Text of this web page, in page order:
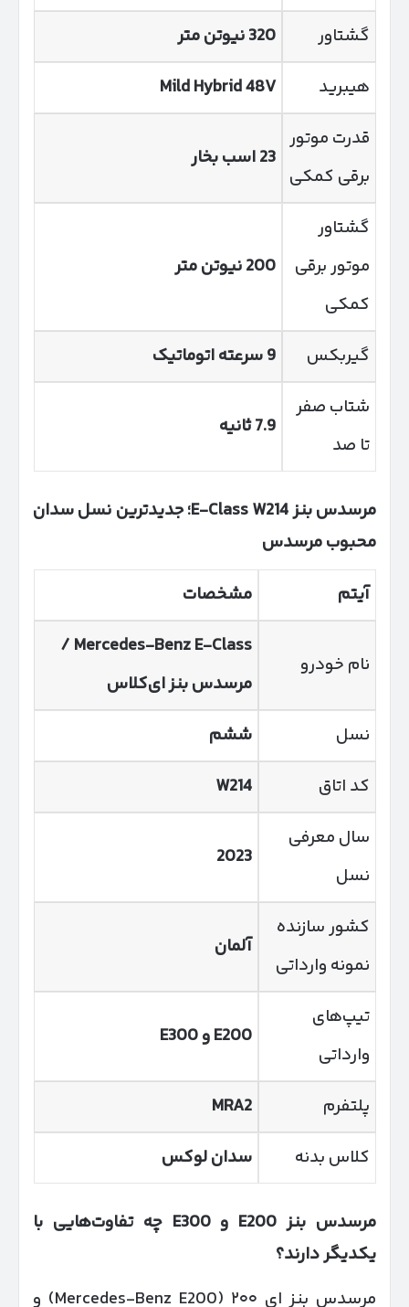
گشتاور
320 نیوتن متر
هیبرید
Mild Hybrid 48V
قدرت موتور
برقی کمکی
23 اسب بخار
گشتاور
موتور برقی
کمکی
200 نیوتن متر
گیربکس
9 سرعته اتوماتیک
شتاب صفر
تا صد
7.9 ثانیه
مرسدس بنز E-Class W214؛ جدیدترین نسل سدان
محبوب مرسدس
آیتم
مشخصات
نام خودرو
Mercedes-Benz E-Class
/
مرسدس بنز ای‌کلاس
نسل
ششم
کد اتاق
W214
سال معرفی
نسل
2023
کشور سازنده
نمونه وارداتی
آلمان
تیپ‌های
وارداتی
E200وE300
پلتفرم
MRA2
کلاس بدنه
سدان لوکس
مرسدس بنز E200 و E 300 چه تفاوت‌هایی با
یکدیگر دارند؟
مرسدس بنز ای ۲۰۰ (Mercedes-Benz E200) و